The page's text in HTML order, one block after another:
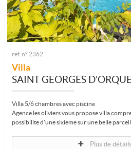
ref. n° 2362
Villa
SAINT GEORGES
Villa 5/6 chambres avec piscine
Agence les oliviers vous propose villa
possibilité d'une sixième sur une belle
Plus de détails